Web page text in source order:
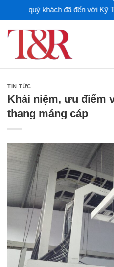
đến
nội
quý khách đã đến với Kỹ
TIN TỨC
Khái niệm, ưu điểm
thang máng cáp